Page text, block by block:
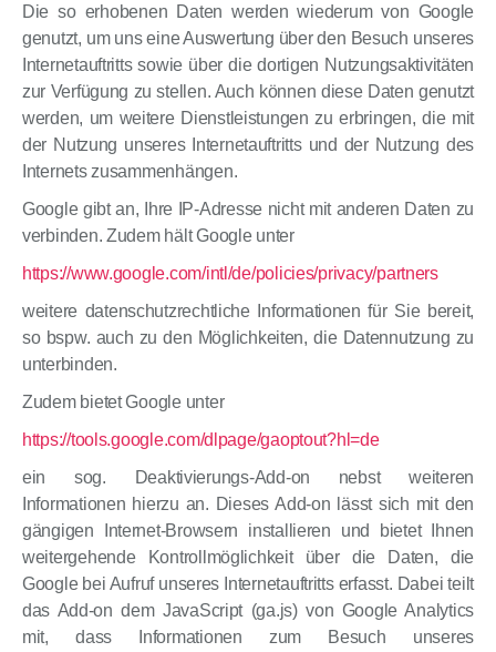
Die so erhobenen Daten werden wiederum von Google
genutzt, um uns eine Auswertung über den Besuch unseres
Internetauftritts sowie über die dortigen Nutzungsaktivitäten
zur Verfügung zu stellen. Auch können diese Daten genutzt
werden, um weitere Dienstleistungen zu erbringen, die mit
der Nutzung unseres Internetauftritts und der Nutzung des
Internets zusammenhängen.
Google gibt an, Ihre IP-Adresse nicht mit anderen Daten zu
verbinden. Zudem hält Google unter
https://www.google.com/intl/de/policies/privacy/partners
weitere datenschutzrechtliche Informationen für Sie bereit,
so bspw. auch zu den Möglichkeiten, die Datennutzung zu
unterbinden.
Zudem bietet Google unter
https://tools.google.com/dlpage/gaoptout?hl=de
ein sog. Deaktivierungs-Add-on nebst weiteren
Informationen hierzu an. Dieses Add-on lässt sich mit den
gängigen Internet-Browsern installieren und bietet Ihnen
weitergehende Kontrollmöglichkeit über die Daten, die
Google bei Aufruf unseres Internetauftritts erfasst. Dabei teilt
das Add-on dem JavaScript (ga.js) von Google Analytics
mit, dass Informationen zum Besuch unseres